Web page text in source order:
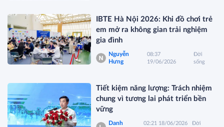
IBTE Hà Nội 2026: Khi đồ chơi trẻ
em mở ra không gian trải nghiệm
gia đình
Nguyễn
Hưng
08:37
19/06/2026
Đời
sống
Tiết kiệm năng lượng: Trách nhiệm
chung vì tương lai phát triển bền
vững
Danh
02:21 18/06/2026
Đời